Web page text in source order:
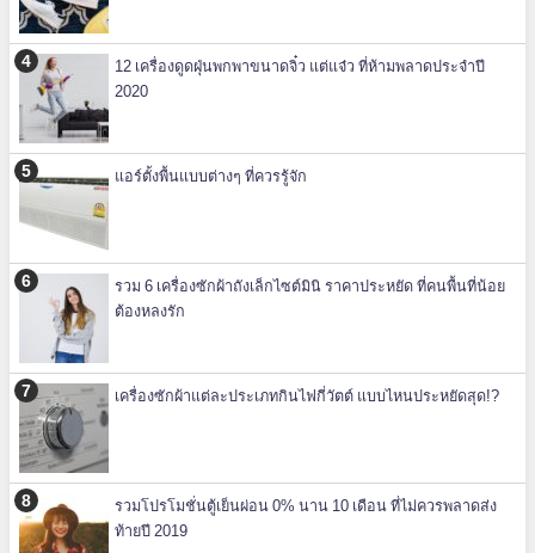
12 เครื่องดูดฝุ่นพกพาขนาดจิ๋ว แต่แจ๋ว ที่ห้ามพลาดประจำปี
2020
แอร์ตั้งพื้นแบบต่างๆ ที่ควรรู้จัก
รวม 6 เครื่องซักผ้าถังเล็กไซต์มินิ ราคาประหยัด ที่คนพื้นที่น้อย
ต้องหลงรัก
เครื่องซักผ้าแต่ละประเภทกินไฟกี่วัตต์ แบบไหนประหยัดสุด!?
รวมโปรโมชั่นตู้เย็นผ่อน 0% นาน 10 เดือน ที่ไม่ควรพลาดส่ง
ท้ายปี 2019